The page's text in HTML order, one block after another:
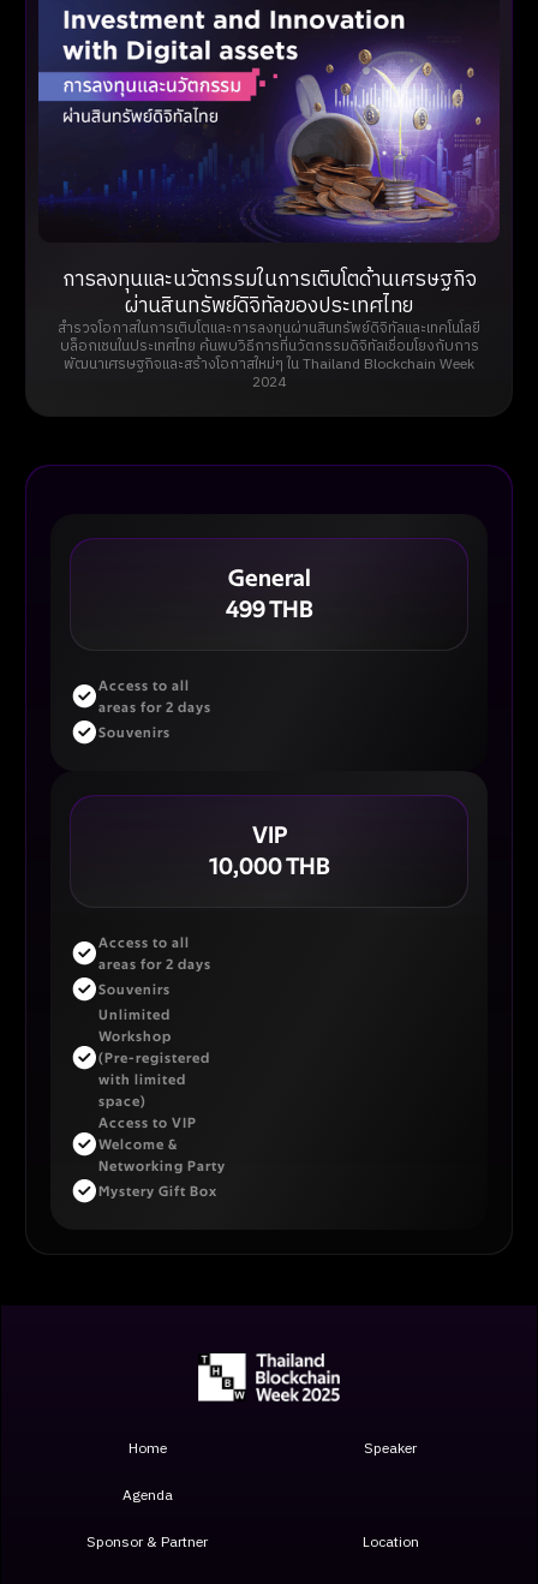
การลงทุนและนวัตกรรมในการเติบโตด้านเศรษฐกิจ
ผ่านสินทรัพย์ดิจิทัลของประเทศไทย
สำรวจโอกาสในการเติบโตและการลงทุนผ่านสินทรัพย์ดิจิทัลและเทคโนโลยี
บล็อกเชนในประเทศไทย ค้นพบวิธีการที่นวัตกรรมดิจิทัลเชื่อมโยงกับการ
พัฒนาเศรษฐกิจและสร้างโอกาสใหม่ๆ ใน Thailand Blockchain Week
2024
General
499 THB
Access to all
areas for 2 days
Souvenirs
VIP
10,000 THB
Access to all
areas for 2 days
Souvenirs
Unlimited
Workshop
(Pre-registered
with limited
space)
Access to VIP
Welcome &
Networking Party
Mystery Gift Box
Home Speaker
Agenda
Sponsor & Partner Location